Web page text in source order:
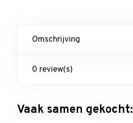
Omschrijving
0 review(s)
Vaak samen gekocht: